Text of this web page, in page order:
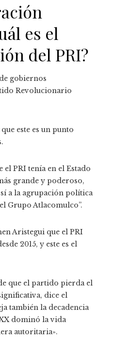
es el
del PRI?
gobiernos
Revolucionario
este es un punto
PRI tenía en el Estado
grande y poderoso,
a la agrupación política
Grupo Atlacomulco”.
Aristegui que el PRI
2015, y este es el
que el partido pierda el
dice el
también la decadencia
dominó la vida
autoritaria».